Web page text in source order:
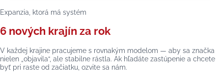
Expanzia, ktorá má systém
6 nových krajín za rok
V každej krajine pracujeme s rovnakým modelom — aby sa značka
nielen „objavila“, ale stabilne rástla. Ak hľadáte zastúpenie a chcete
byť pri raste od začiatku, ozvite sa nám.